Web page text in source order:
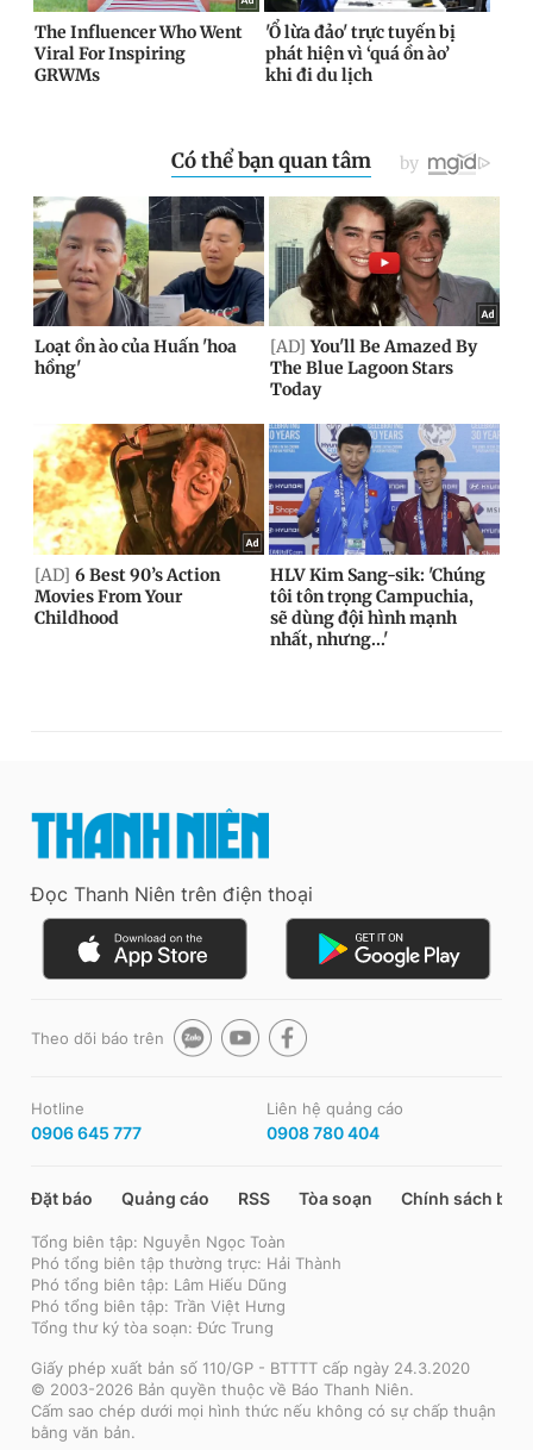
Đọc Thanh Niên trên điện thoại
Theo dõi báo trên
Hotline
0906 645 777
Liên hệ quảng cáo
0908 780 404
Đặt báo Quảng cáo RSS Tòa soạn Chính sách bảo
Tổng biên tập: Nguyễn Ngọc Toàn
Phó tổng biên tập thường trực: Hải Thành
Phó tổng biên tập: Lâm Hiếu Dũng
Phó tổng biên tập: Trần Việt Hưng
Tổng thư ký tòa soạn: Đức Trung
Giấy phép xuất bản số 110/GP - BTTTT cấp ngày 24.3.2020
© 2003-2026 Bản quyền thuộc về Báo Thanh Niên.
Cấm sao chép dưới mọi hình thức nếu không có sự chấp thuận
bằng văn bản.